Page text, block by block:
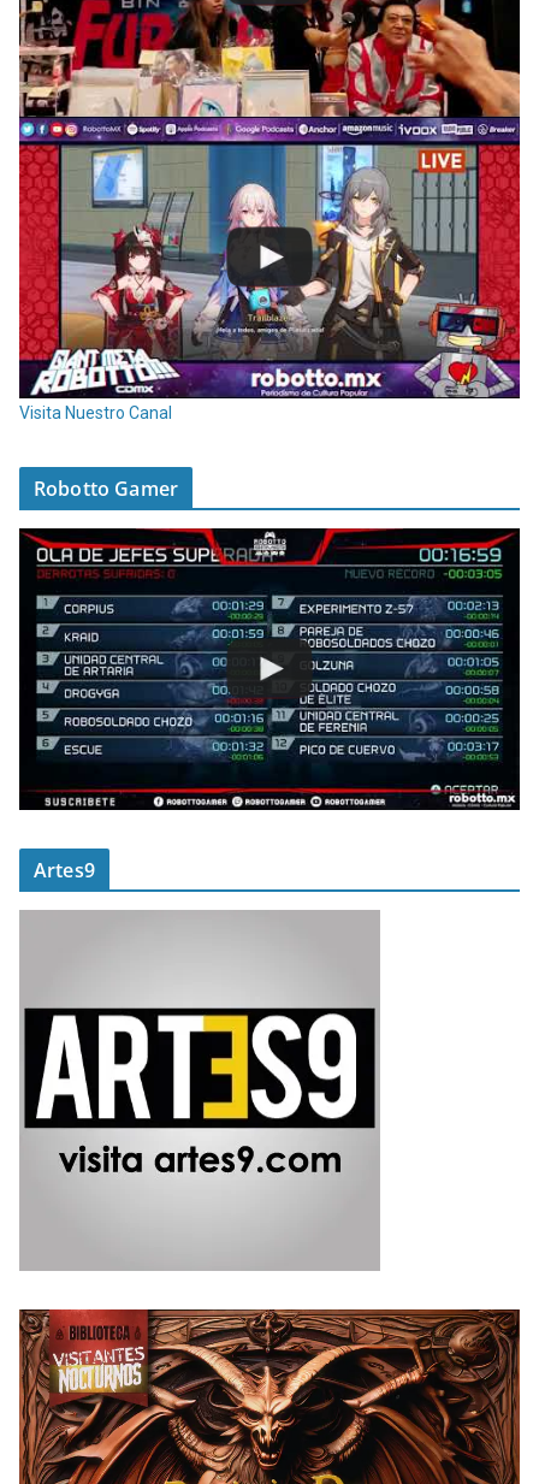
Visita Nuestro Canal
Robotto Gamer
Artes9